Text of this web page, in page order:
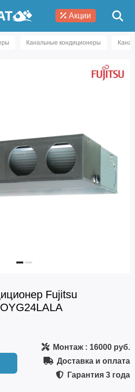
Акции
Канальные кондиционеры
Fujitsu
Монтаж: 16000 руб.
Доставка и оплата
Гарантия 3 года